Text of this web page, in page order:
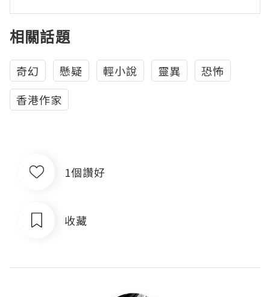
相關話題
奇幻 懸疑 輕小說 靈異
恐怖
香港作家
1個讚好
收藏